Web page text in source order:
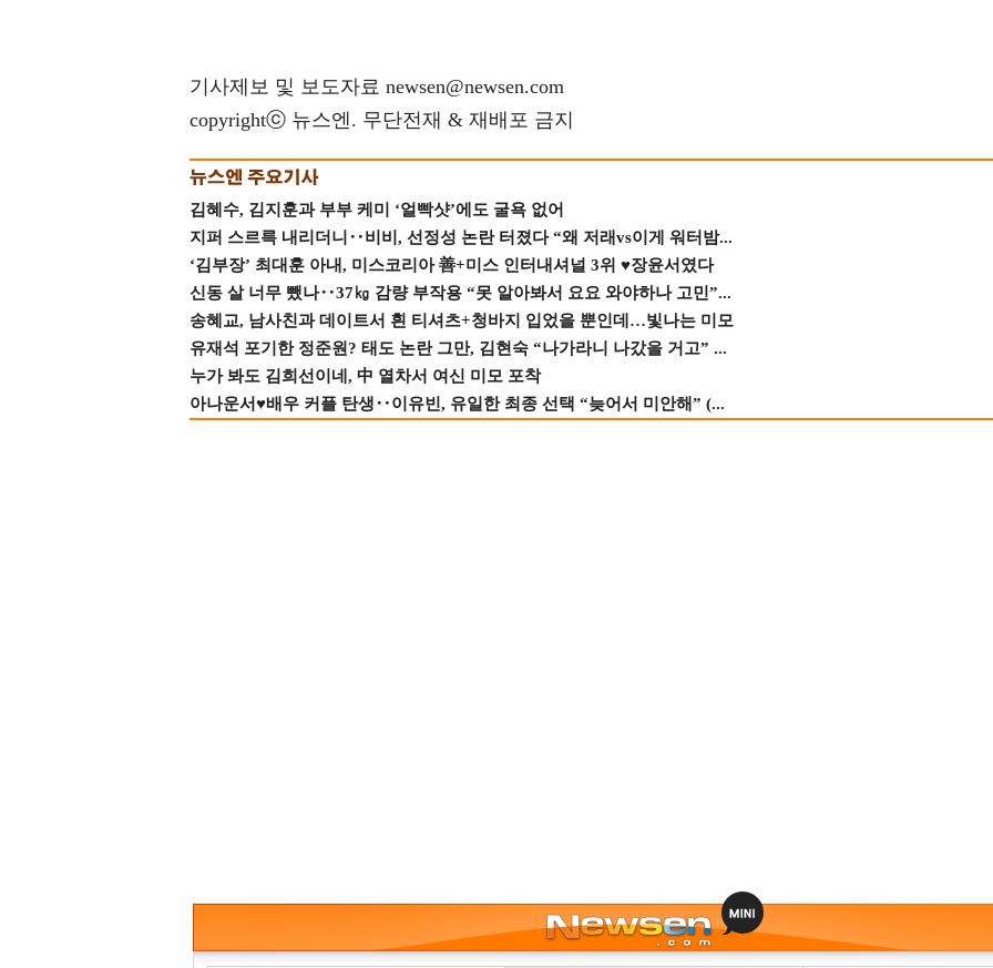
기사제보 및 보도자료 newsen@newsen.com
copyrightⓒ 뉴스엔. 무단전재 & 재배포 금지
김혜수, 김지훈과 부부 케미 ‘얼빡샷’에도 굴욕 없어
지퍼 스르륵 내리더니‥비비, 선정성 논란 터졌다 “왜 저래vs이게 워터밤...
‘김부장’ 최대훈 아내, 미스코리아 善+미스 인터내셔널 3위 ♥장윤서였다
신동 살 너무 뺐나‥37㎏ 감량 부작용 “못 알아봐서 요요 와야하나 고민”...
송혜교, 남사친과 데이트서 흰 티셔츠+청바지 입었을 뿐인데…빛나는 미모
유재석 포기한 정준원? 태도 논란 그만, 김현숙 “나가라니 나갔을 거고” ...
누가 봐도 김희선이네, 中 열차서 여신 미모 포착
아나운서♥배우 커플 탄생‥이유빈, 유일한 최종 선택 “늦어서 미안해” (...